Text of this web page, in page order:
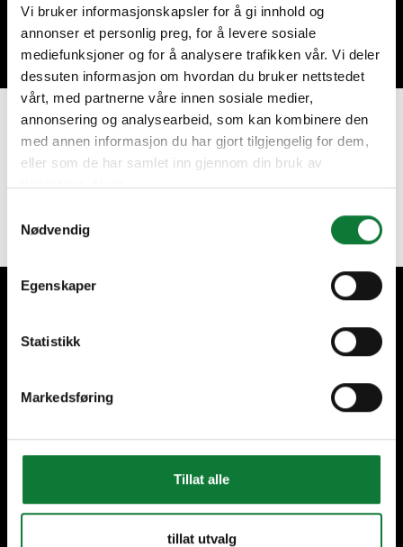
Vi bruker informasjonskapsler for å gi innhold og
annonser et personlig preg, for å levere sosiale
mediefunksjoner og for å analysere trafikken vår. Vi deler
dessuten informasjon om hvordan du bruker nettstedet
vårt, med partnerne våre innen sosiale medier,
annonsering og analysearbeid, som kan kombinere den
med annen informasjon du har gjort tilgjengelig for dem,
eller som de har samlet inn gjennom din bruk av
tjenestene deres.
Nødvendig
Egenskaper
Statistikk
Markedsføring
Tillat alle
tillat utvalg
Heb je een project in gedachten?